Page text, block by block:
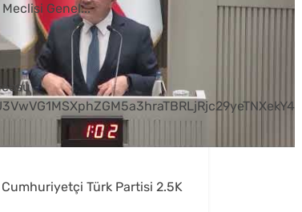
Genel...
Cumhuriyetçi Türk Partisi 2.5K